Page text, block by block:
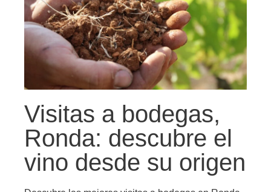
Visitas a bodegas,
Ronda: descubre el
vino desde su origen